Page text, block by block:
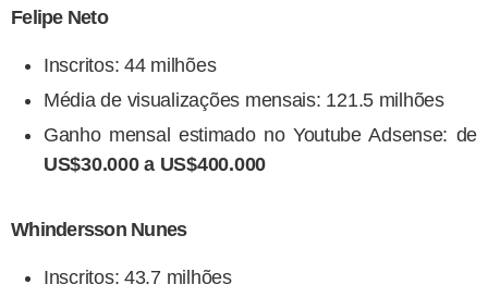
Felipe Neto
Inscritos: 44 milhões
Média de visualizações mensais: 121.5 milhões
Ganho mensal estimado no Youtube Adsense: de
US$30.000 a US$400.000
Whindersson Nunes
Inscritos: 43.7 milhões